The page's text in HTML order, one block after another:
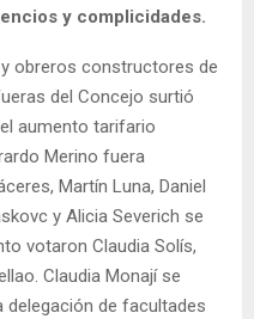
y complicidades.
obreros constructores de
del Concejo surtió
aumento tarifario
Merino fuera
Martín Luna, Daniel
y Alicia Severich se
votaron Claudia Solís,
Claudia Monají se
delegación de facultades